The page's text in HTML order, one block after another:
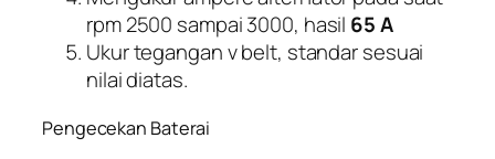
rpm 2500 sampai 3000, hasil 65 A
Ukur tegangan v belt, standar sesuai
nilai diatas.
Pengecekan Baterai